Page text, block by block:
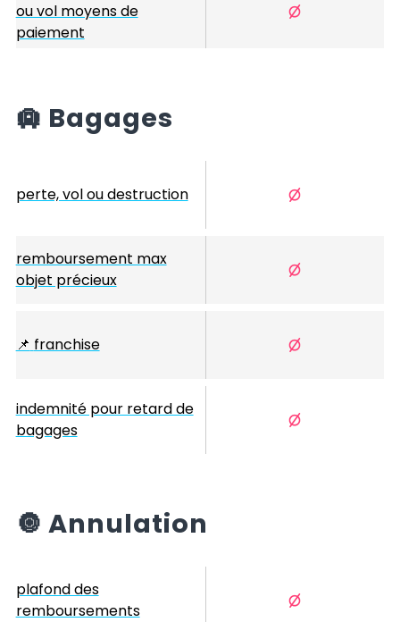
ou vol moyens de
paiement
🛄 Bagages
perte, vol ou destruction
remboursement max
objet précieux
📌 franchise
indemnité pour retard de
bagages
🔘 Annulation
plafond des
remboursements